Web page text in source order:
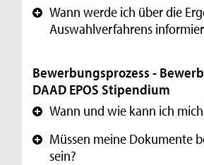
+ Wann werde ich über die
Auswahlverfahrens
Bewerbungsprozess -
DAAD EPOS Stipendium
+ Wann und wie kann ich
+ Müssen meine Dokumente
sein?